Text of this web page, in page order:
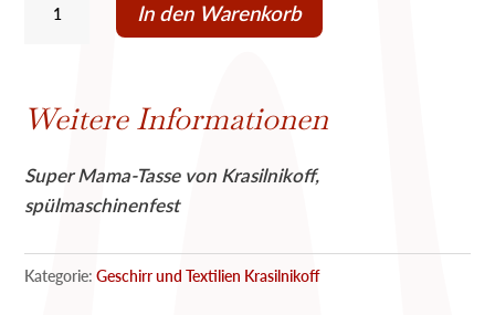
MAMA
Menge
In den Warenkorb
Weitere Informationen
Super Mama-Tasse von Krasilnikoff,
spülmaschinenfest
Kategorie:Geschirr und Textilien Krasilnikoff